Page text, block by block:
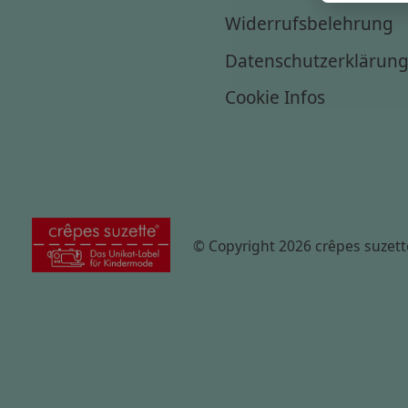
Widerrufsbelehrung
Datenschutzerklärung
Cookie Infos
© Copyright 2026 crêpes